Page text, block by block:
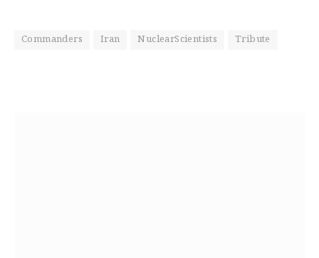
Commanders Iran NuclearScientists Tribute